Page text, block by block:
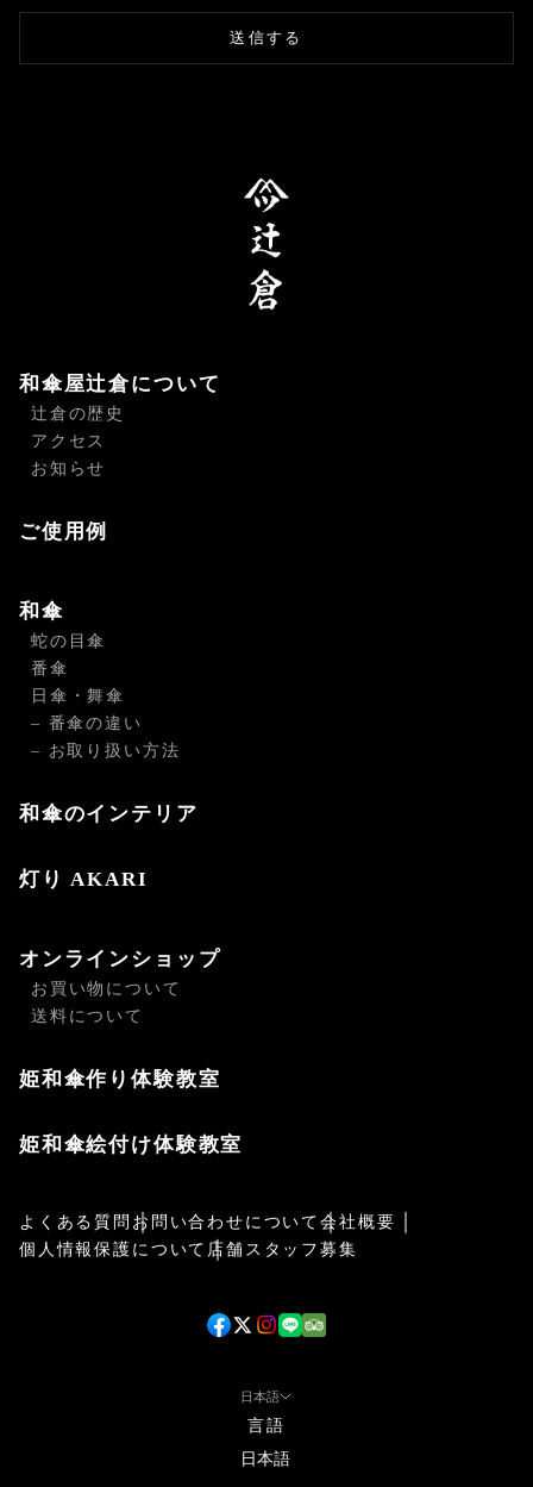
送信する
和傘屋辻倉について
辻倉の歴史
アクセス
お知らせ
ご使用例
和傘
蛇の目傘
番傘
日傘・舞傘
– 番傘の違い
– お取り扱い方法
和傘のインテリア
灯り AKARI
オンラインショップ
お買い物について
送料について
姫和傘作り体験教室
姫和傘絵付け体験教室
よくある質問 お問い合わせについて会社概要
個人情報保護について 店舗スタッフ募集
日本語
言語
日本語